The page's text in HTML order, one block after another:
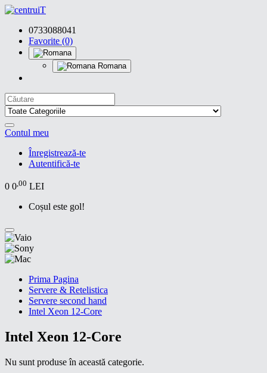
0733088041
Favorite (0)
Romana
Contul meu
Înregistrează-te
Autentifică-te
0 0,00 LEI
Coșul este gol!
Prima Pagina
Servere & Retelistica
Servere second hand
Intel Xeon 12-Core
Intel Xeon 12-Core
Nu sunt produse în această categorie.